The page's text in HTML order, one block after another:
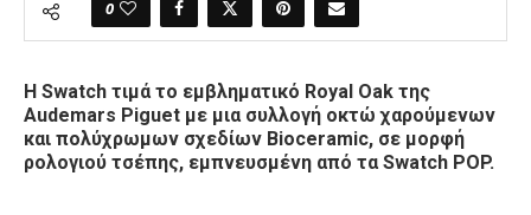
0
Η Swatch τιμά το εμβληματικό Royal Oak της
Audemars Piguet με μια συλλογή οκτώ χαρούμενων
και πολύχρωμων σχεδίων Bioceramic, σε μορφή
ρολογιού τσέπης, εμπνευσμένη από τα Swatch POP.